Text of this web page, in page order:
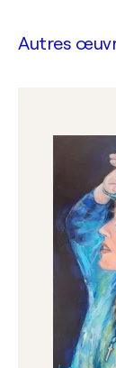
Autres